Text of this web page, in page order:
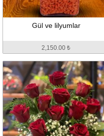
Gül ve lilyumlar
2,150.00 ₺